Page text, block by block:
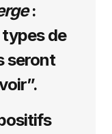
:
types de
seront